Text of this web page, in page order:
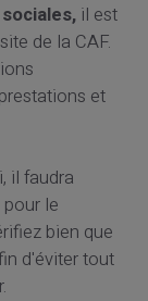
il est
de la CAF.
et
il faudra
le
bien que
d'éviter tout